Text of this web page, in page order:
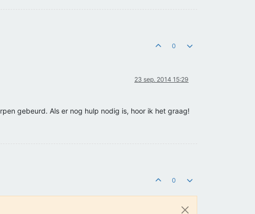
0
23 sep. 2014 15:29
gebeurd. Als er nog hulp nodig is, hoor ik het graag!
0